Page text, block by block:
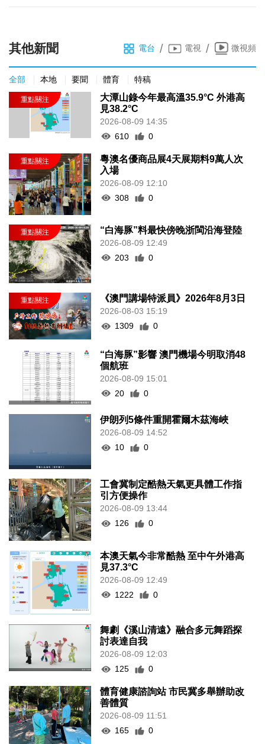
其他新聞 電台 / 電視 / 微視頻
全部 本地 要聞 體育 特稿
大潭山錄今年最高溫35.9°C 外港高
見38.2°C
2026-08-09 14:35
610
0
粵澳名優商品展4天展期料9萬人次
入場
2026-08-09 12:10
308
0
“白海豚”料最快傍晚浙閩沿海登陸
2026-08-09 12:49
203
0
《澳門講場特派員》2026年8月3日
2026-08-03 15:19
1309
0
“白海豚”影響 澳門機場今明取消48
個航班
2026-08-09 15:01
20
0
伊朗列5條件重開霍爾木茲海峽
2026-08-09 14:52
10
0
工會冀制定酷熱天氣更具體工作指
引方便操作
2026-08-09 13:44
126
0
本澳天氣今非常酷熱 至中午外港高
見37.3°C
2026-08-09 12:49
1222
0
舞劇《溪山清遠》融合多元舞蹈探
討表達自我
2026-08-09 12:03
125
0
體育健康諮詢站 市民冀多舉辦助改
善體質
2026-08-09 11:51
165
0